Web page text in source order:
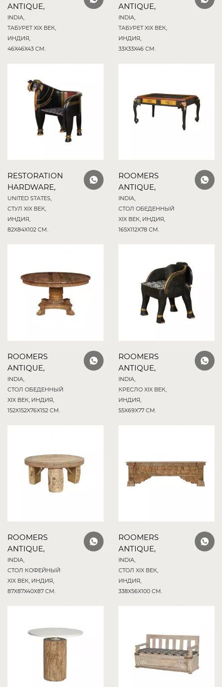
ANTIQUE,
INDIA,
ТАБУРЕТ XIX ВЕК,
ИНДИЯ,
46X46X43 СМ.
ANTIQUE,
INDIA,
ТАБУРЕТ XIX ВЕК,
ИНДИЯ,
33X33X46 СМ.
RESTORATION
HARDWARE,
UNITED STATES,
СТУЛ XIX ВЕК,
ИНДИЯ,
82X84X102 СМ.
ROOMERS
ANTIQUE,
INDIA,
СТОЛ ОБЕДЕННЫЙ
XIX ВЕК, ИНДИЯ,
165X112X78 СМ.
ROOMERS
ANTIQUE,
INDIA,
СТОЛ ОБЕДЕННЫЙ
XIX ВЕК, ИНДИЯ,
152X152X76X152 СМ.
ROOMERS
ANTIQUE,
INDIA,
КРЕСЛО XIX ВЕК,
ИНДИЯ,
55X69X77 СМ.
ROOMERS
ANTIQUE,
INDIA,
СТОЛ КОФЕЙНЫЙ
XIX ВЕК, ИНДИЯ,
87X87X40X87 СМ.
ROOMERS
ANTIQUE,
INDIA,
СТОЛ XIX ВЕК,
ИНДИЯ,
338X56X100 СМ.